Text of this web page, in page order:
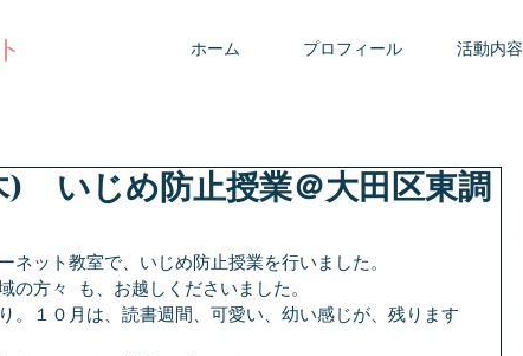
ホーム プロフィール 活動内容
) いじめ防止授業＠大田区東調
ネット教室で、いじめ防止授業を行いました。
方々  も、お越しくださいました。
。１０月は、読書週間、可愛い、幼い感じが、残ります